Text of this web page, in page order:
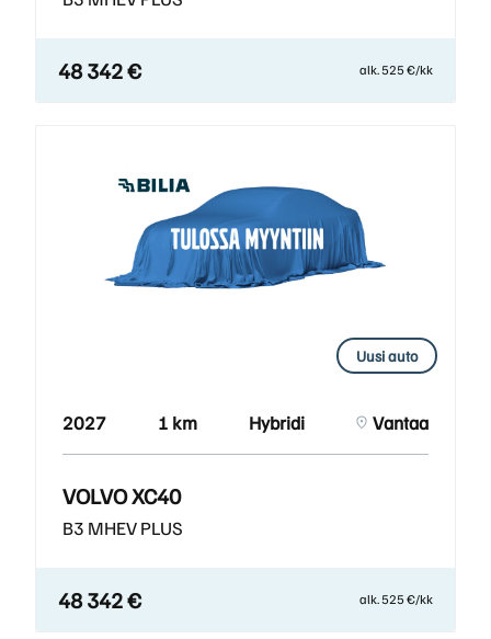
48 342 € alk. 525 €/kk
Uusi auto
2027 1 km Hybridi Vantaa
VOLVO XC40
B3 MHEV PLUS
48 342 € alk. 525 €/kk